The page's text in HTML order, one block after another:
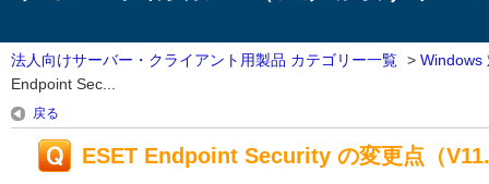
法人向けサーバー・クライアント用製品 カテゴリー一覧 > Windows
Endpoint Sec...
戻る
ESET Endpoint Security の変更点（